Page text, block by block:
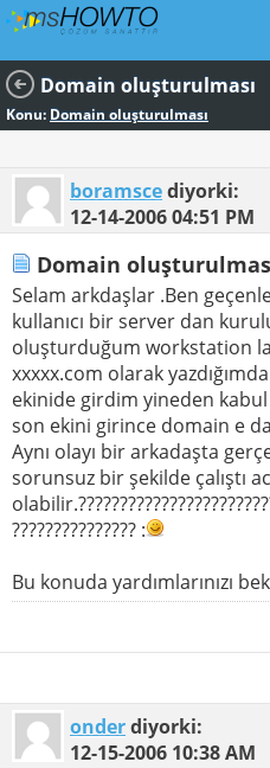
Domain oluşturulması
Konu: Domain oluşturulması
boramscediyorki:
12-14-200604:51 PM
Domain
Selam arkdaşlar .Ben
kullanıcı bir server dan
oluşturduğum workstation
xxxxx.com olarak
ekinide girdim yineden
son ekini girince domain e
Aynı olayı bir arkadaşta
sorunsuz bir şekilde çalıştı
??????????????? :
Bu konuda yardımlarınızı
onderdiyorki:
12-15-2006 10:38 AM